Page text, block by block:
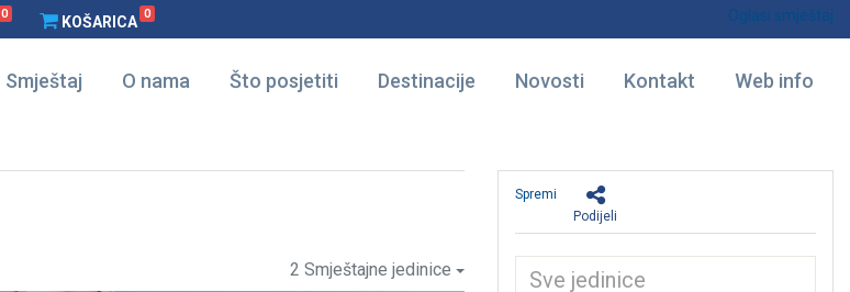
0 KOŠARICA 0 Oglasi smještaj
Smještaj O nama Što posjetiti Destinacije Novosti Kontakt Web info
2 Smještajne jedinice
Podijeli
Spremi